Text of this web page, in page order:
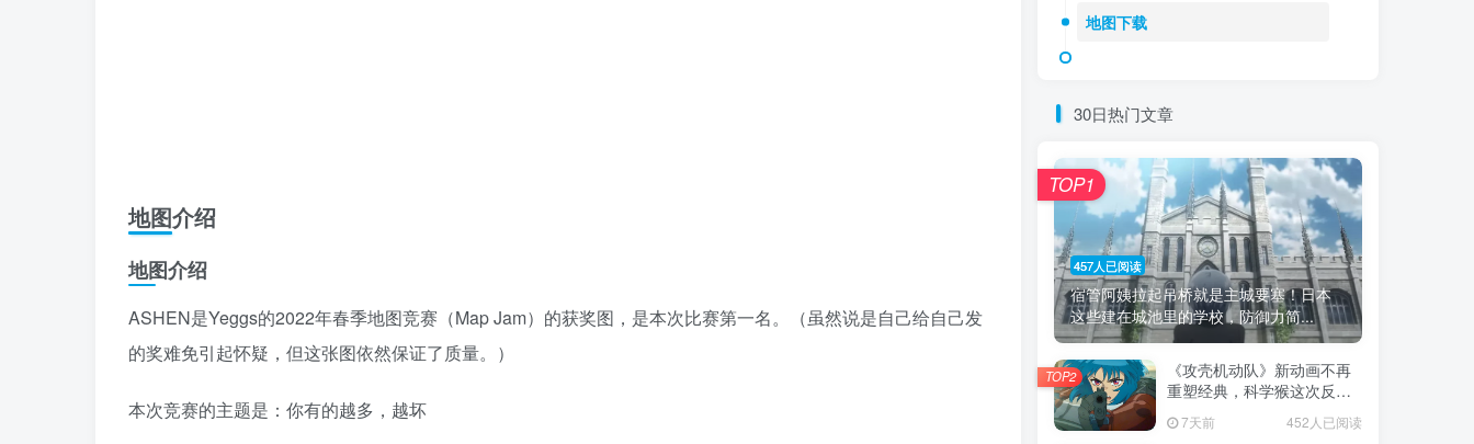
地图介绍
地图介绍
ASHEN是Yeggs的2022年春季地图竞赛（Map Jam）的获奖图，是本次比赛第一名。（虽然说是自己给自己发
的奖难免引起怀疑，但这张图依然保证了质量。）
本次竞赛的主题是：你有的越多，越坏
地图下载
30日热门文章
457人已阅读
宿管阿姨拉起吊桥就是主城要塞！日本
这些建在城池里的学校，防御力简...
TOP1
《攻壳机动队》新动画不再
重塑经典，科学猴这次反而
7天前 452人已阅读
TOP2